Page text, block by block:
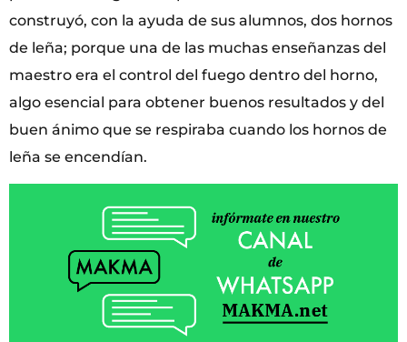
construyó, con la ayuda de sus alumnos, dos hornos
de leña; porque una de las muchas enseñanzas del
maestro era el control del fuego dentro del horno,
algo esencial para obtener buenos resultados y del
buen ánimo que se respiraba cuando los hornos de
leña se encendían.